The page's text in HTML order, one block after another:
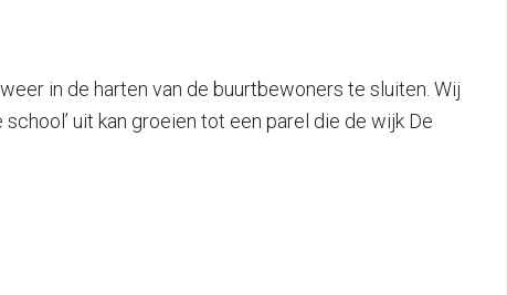
in de harten van de buurtbewoners te sluiten. Wij
uit kan groeien tot een parel die de wijk De